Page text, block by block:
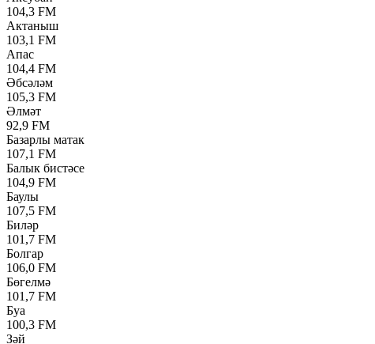
104,3 FM
Актаныш
103,1 FM
Апас
104,4 FM
Әбсәләм
105,3 FM
Әлмәт
92,9 FM
Базарлы матак
107,1 FM
Балык бистәсе
104,9 FM
Баулы
107,5 FM
Биләр
101,7 FM
Болгар
106,0 FM
Бөгелмә
101,7 FM
Буа
100,3 FM
Зәй